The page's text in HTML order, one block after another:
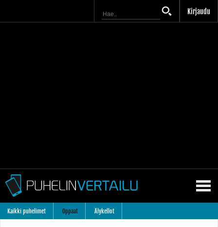
Kirjaudu
Kaikki puhelimet Oppaat Älykellot